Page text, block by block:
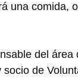
una comida,
del área
de